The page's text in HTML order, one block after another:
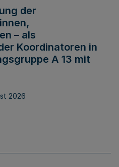
der
– als
Koordinatoren in
A 13 mit
2026